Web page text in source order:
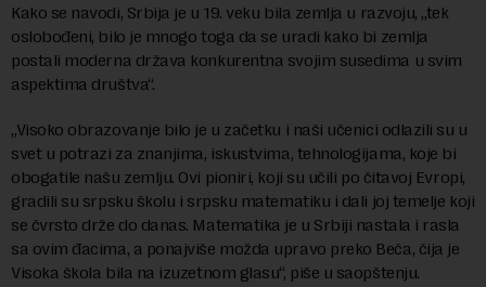
Kako se navodi, Srbija je u 19. veku bila zemlja u razvoju, „tek
oslobođeni, bilo je mnogo toga da se uradi kako bi zemlja
postali moderna država konkurentna svojim susedima u svim
aspektima društva“.
„Visoko obrazovanje bilo je u začetku i naši učenici odlazili su u
svet u potrazi za znanjima, iskustvima, tehnologijama, koje bi
obogatile našu zemlju. Ovi pioniri, koji su učili po čitavoj Evropi,
gradili su srpsku školu i srpsku matematiku i dali joj temelje koji
se čvrsto drže do danas. Matematika je u Srbiji nastala i rasla
sa ovim đacima, a ponajviše možda upravo preko Beča, čija je
Visoka škola bila na izuzetnom glasu“, piše u saopštenju.